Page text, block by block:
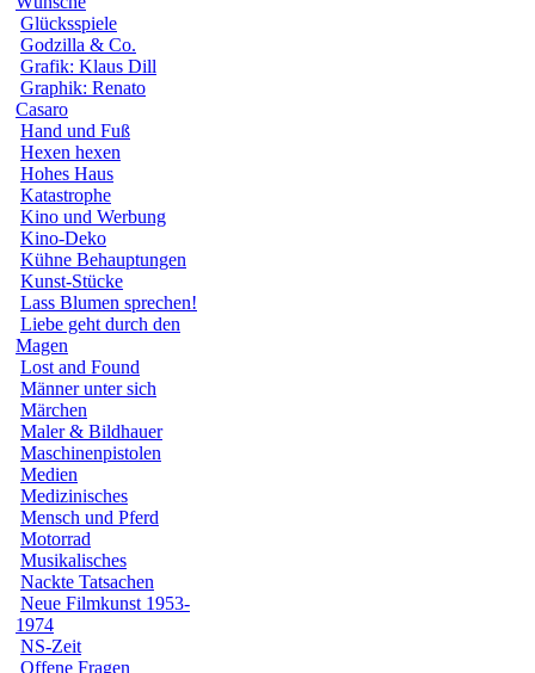
Glücksspiele
Godzilla & Co.
Grafik: Klaus Dill
Graphik: Renato
Casaro
Hand und Fuß
Hexen hexen
Hohes Haus
Katastrophe
Kino und Werbung
Kino-Deko
Kühne Behauptungen
Kunst-Stücke
Lass Blumen sprechen!
Liebe geht durch den
Magen
Lost and Found
Männer unter sich
Märchen
Maler & Bildhauer
Maschinenpistolen
Medien
Medizinisches
Mensch und Pferd
Motorrad
Musikalisches
Nackte Tatsachen
Neue Filmkunst 1953-
1974
NS-Zeit
Offene Fragen